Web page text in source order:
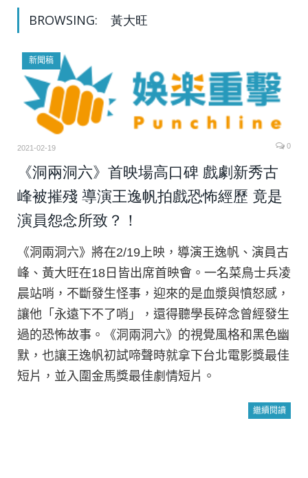
BROWSING: 黃大旺
新聞稿
2021-02-19 0
《洞兩洞六》首映場高口碑 戲劇新秀古
峰被摧殘 導演王逸帆拍戲恐怖經歷 竟是
演員怨念所致？！
《洞兩洞六》將在2/19上映，導演王逸帆、演員古
峰、黃大旺在18日皆出席首映會。一名菜鳥士兵凌
晨站哨，不斷發生怪事，迎來的是血漿與憤怒感，
讓他「永遠下不了哨」，還得聽學長碎念曾經發生
過的恐怖故事。《洞兩洞六》的視覺風格和黑色幽
默，也讓王逸帆初試啼聲時就拿下台北電影獎最佳
短片，並入圍金馬獎最佳劇情短片。
繼續閱讀